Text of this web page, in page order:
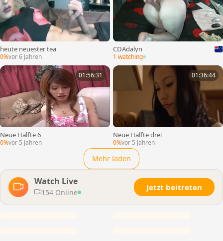
heute neuester tea
0%vor 6 Jahren
CDAdalyn
1 watching
01:56:31
Neue Hälfte 6
0%vor 5 Jahren
01:36:44
Neue Hälfte drei
0%vor 5 Jahren
Mehr laden
Watch Live
154 Online
Jetzt beitreten